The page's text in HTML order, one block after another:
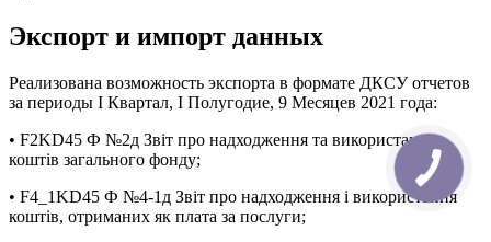
Экспорт и импорт данных
Реализована возможность экспорта в формате ДКСУ отчетов
за периоды І Квартал, І Полугодие, 9 Месяцев 2021 года:
• F2KD45 Ф №2д Звіт про надходження та використання
коштів загального фонду;
• F4_1KD45 Ф №4-1д Звіт про надходження і використання
коштів, отриманих як плата за послуги;